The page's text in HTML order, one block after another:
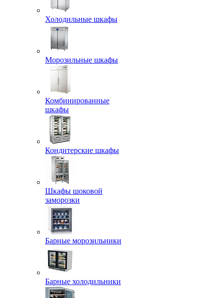
Холодильные шкафы
Морозильные шкафы
Комбинированные
шкафы
Кондитерские шкафы
Шкафы шоковой
заморозки
Барные морозильники
Барные холодильники